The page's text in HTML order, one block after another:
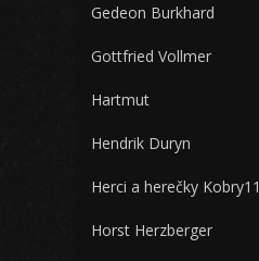
Gedeon Burkhard
Gottfried Vollmer
Hartmut
Hendrik Duryn
Herci a herečky Kobry11
Horst Herzberger